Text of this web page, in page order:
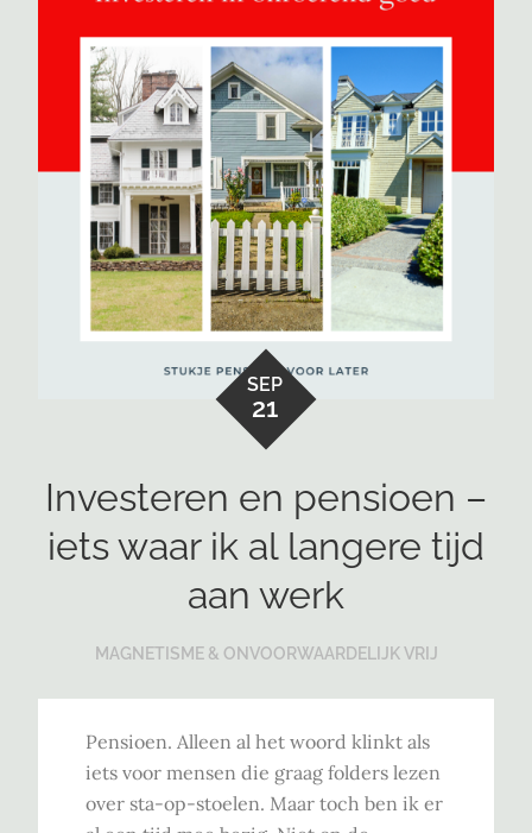
SEP
21
Investeren en pensioen –
iets waar ik al langere tijd
aan werk
MAGNETISME & ONVOORWAARDELIJK VRIJ
Pensioen. Alleen al het woord klinkt als
iets voor mensen die graag folders lezen
over sta-op-stoelen. Maar toch ben ik er